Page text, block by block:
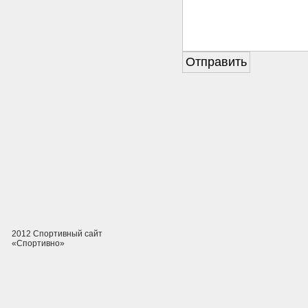
2012 Спортивный сайт
«Спортивно»